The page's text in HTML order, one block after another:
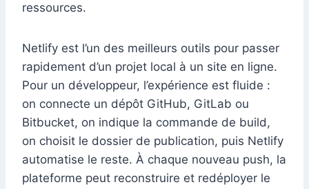
ressources.
Netlify est l’un des meilleurs outils pour passer
rapidement d’un projet local à un site en ligne.
Pour un développeur, l’expérience est fluide :
on connecte un dépôt GitHub, GitLab ou
Bitbucket, on indique la commande de build,
on choisit le dossier de publication, puis Netlify
automatise le reste. À chaque nouveau push, la
plateforme peut reconstruire et redéployer le